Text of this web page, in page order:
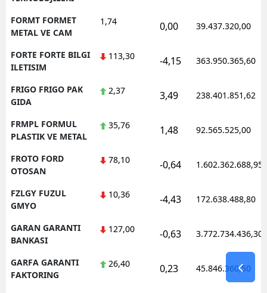
FORMT FORMET
METAL VE CAM
1,74 0,00 39.437.320,00
FORTE FORTE BILGI
ILETISIM
113,30 -4,15 363.950.365,60
FRIGO FRIGO PAK
GIDA
2,37 3,49 238.401.851,62
FRMPL FORMUL
PLASTIK VE METAL
35,76 1,48 92.565.525,00
FROTO FORD
OTOSAN
78,10 -0,64 1.602.362.688,95
FZLGY FUZUL
GMYO
10,36 -4,43 172.638.488,80
GARAN GARANTI
BANKASI
127,00 -0,63 3.772.734.436,30
GARFA GARANTI
FAKTORING
26,40 0,23 45.846.360,50